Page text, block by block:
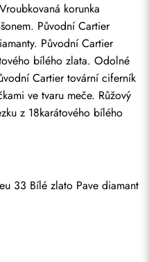
korunka
Původní Cartier
Původní Cartier
bílého zlata. Odolné
Cartier tovární ciferník
ve tvaru meče. Růžový
z 18karátového bílého
33 Bílé zlato Pave diamant